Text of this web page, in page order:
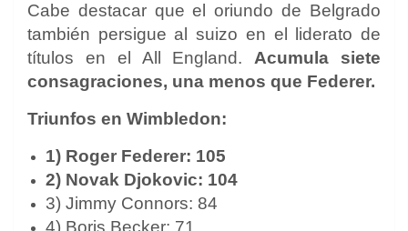
Cabe destacar que el oriundo de Belgrado
también persigue al suizo en el liderato de
títulos en el All England. Acumula siete
consagraciones, una menos que Federer.
Triunfos en Wimbledon:
1) Roger Federer: 105
2) Novak Djokovic: 104
3) Jimmy Connors: 84
4) Boris Becker: 71